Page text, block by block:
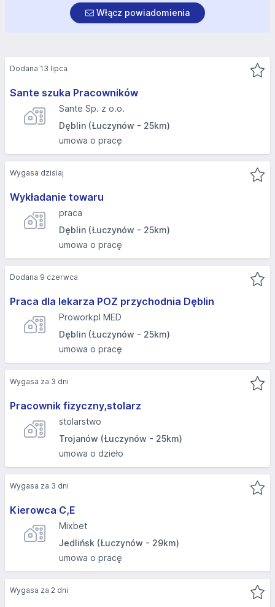
Włącz powiadomienia
Sante szuka Pracowników
Sante Sp. z o.o.
Dęblin (Łuczynów - 25km)
umowa o pracę
Dodana 13 lipca
Wykładanie towaru
praca
Dęblin (Łuczynów - 25km)
umowa o pracę
Wygasa dzisiaj
Praca dla lekarza POZ przychodnia Dęblin
Proworkpl MED
Dęblin (Łuczynów - 25km)
umowa o pracę
Dodana 9 czerwca
Pracownik fizyczny,stolarz
stolarstwo
Trojanów (Łuczynów - 25km)
umowa o dzieło
Wygasa za 3 dni
Kierowca C,E
Mixbet
Jedlińsk (Łuczynów - 29km)
umowa o pracę
Wygasa za 3 dni
Wygasa za 2 dni